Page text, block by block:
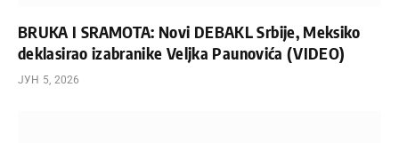
BRUKA I SRAMOTA: Novi DEBAKL Srbije, Meksiko
deklasirao izabranike Veljka Paunovića (VIDEO)
ЈУН 5, 2026